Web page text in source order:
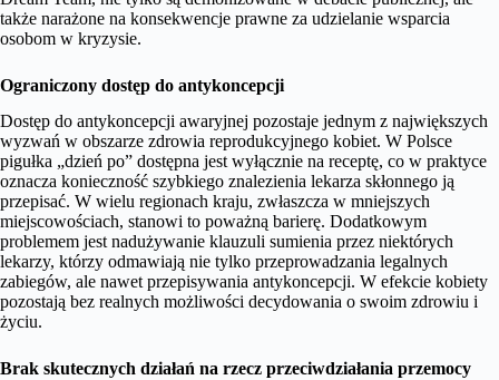
także narażone na konsekwencje prawne za udzielanie wsparcia
osobom w kryzysie.
Ograniczony dostęp do antykoncepcji
Dostęp do antykoncepcji awaryjnej pozostaje jednym z największych
wyzwań w obszarze zdrowia reprodukcyjnego kobiet. W Polsce
pigułka „dzień po” dostępna jest wyłącznie na receptę, co w praktyce
oznacza konieczność szybkiego znalezienia lekarza skłonnego ją
przepisać. W wielu regionach kraju, zwłaszcza w mniejszych
miejscowościach, stanowi to poważną barierę. Dodatkowym
problemem jest nadużywanie klauzuli sumienia przez niektórych
lekarzy, którzy odmawiają nie tylko przeprowadzania legalnych
zabiegów, ale nawet przepisywania antykoncepcji. W efekcie kobiety
pozostają bez realnych możliwości decydowania o swoim zdrowiu i
życiu.
Brak skutecznych działań na rzecz przeciwdziałania przemocy